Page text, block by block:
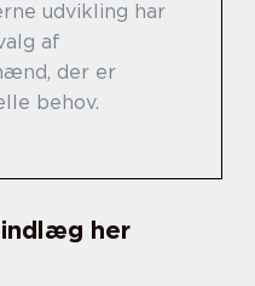
udvikling har
af
der er
behov.
her